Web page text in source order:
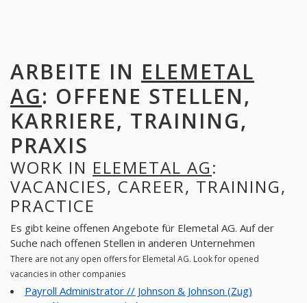
ARBEITE IN ELEMETAL
AG: OFFENE STELLEN,
KARRIERE, TRAINING,
PRAXIS
WORK IN ELEMETAL AG:
VACANCIES, CAREER, TRAINING,
PRACTICE
Es gibt keine offenen Angebote für Elemetal AG. Auf der
Suche nach offenen Stellen in anderen Unternehmen
There are not any open offers for Elemetal AG. Look for opened
vacancies in other companies
Payroll Administrator // Johnson & Johnson (Zug)